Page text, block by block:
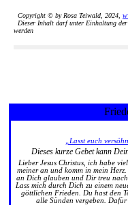
Copyright © by Rosa Teiwald, 2024,
Dieser Inhalt darf unter Einhaltung der
werden
„Lasst euch
Dieses kurze Gebet kann
Lieber Jesus Christus, ich habe
meiner an und komm in mein
an Dich glauben und Dir treu
Lass mich durch Dich zu einem
göttlichen Frieden. Du hast den
alle Sünden vergeben.